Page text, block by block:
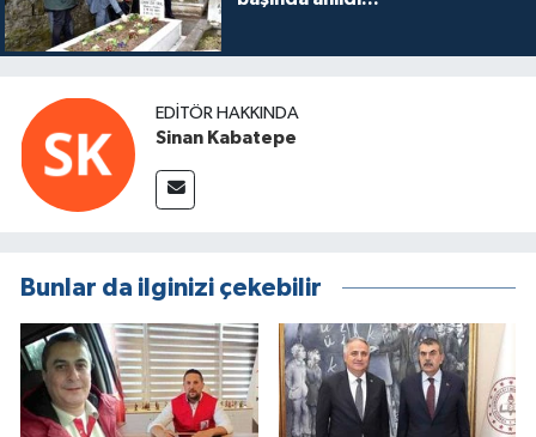
EDITÖR HAKKINDA
Sinan Kabatepe
Bunlar da ilginizi çekebilir